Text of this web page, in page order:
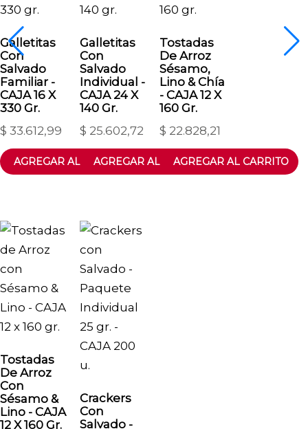
Galletitas
Con
Salvado
Familiar -
CAJA 16 X
330 Gr.
$ 33.612,99
Galletitas
Con
Salvado
Individual -
CAJA 24 X
140 Gr.
$ 25.602,72
Tostadas
De Arroz
Sésamo,
Lino & Chía
- CAJA 12 X
160 Gr.
$ 22.828,21
Tostadas
De Arroz
Con
Sésamo &
Lino - CAJA
12 X 160 Gr.
Crackers
Con
Salvado -